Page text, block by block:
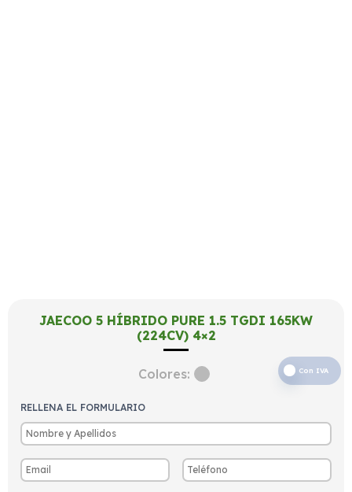
JAECOO 5 HÍBRIDO PURE 1.5 TGDI 165KW
(224CV) 4×2
Con IVA
Colores:
RELLENA EL FORMULARIO